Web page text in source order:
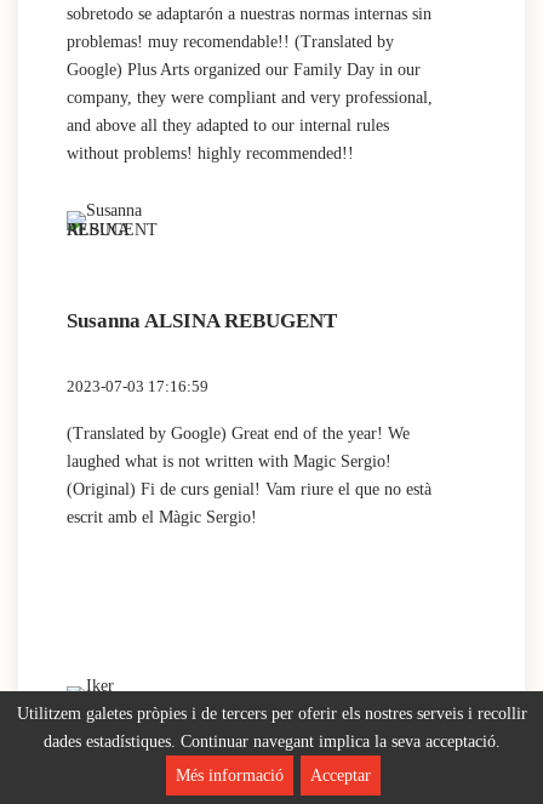
Utilitzem galetes pròpies i de tercers per oferir els nostres serveis i recollir
dades estadístiques. Continuar navegant implica la seva acceptació.
Més informació
Acceptar
and he adapts to everything without a problem. We
appreciate your professionalism and treatment not
only with the children but also with the monitors and
all the staff with whom I deal. Without a doubt, we
will repeat
sobretodo se adaptarón a nuestras normas internas sin
problemas! muy recomendable!! (Translated by
Google) Plus Arts organized our Family Day in our
company, they were compliant and very professional,
and above all they adapted to our internal rules
without problems! highly recommended!!
Susanna ALSINA REBUGENT
2023-07-03 17:16:59
(Translated by Google) Great end of the year! We
laughed what is not written with Magic Sergio!
(Original) Fi de curs genial! Vam riure el que no està
escrit amb el Màgic Sergio!
Iker Fernández